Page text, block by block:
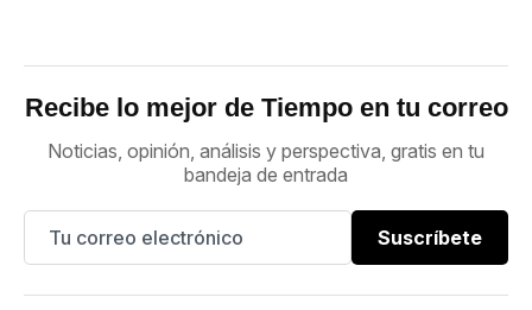
Recibe lo mejor de Tiempo en tu correo
Noticias, opinión, análisis y perspectiva, gratis en tu
bandeja de entrada
Suscríbete